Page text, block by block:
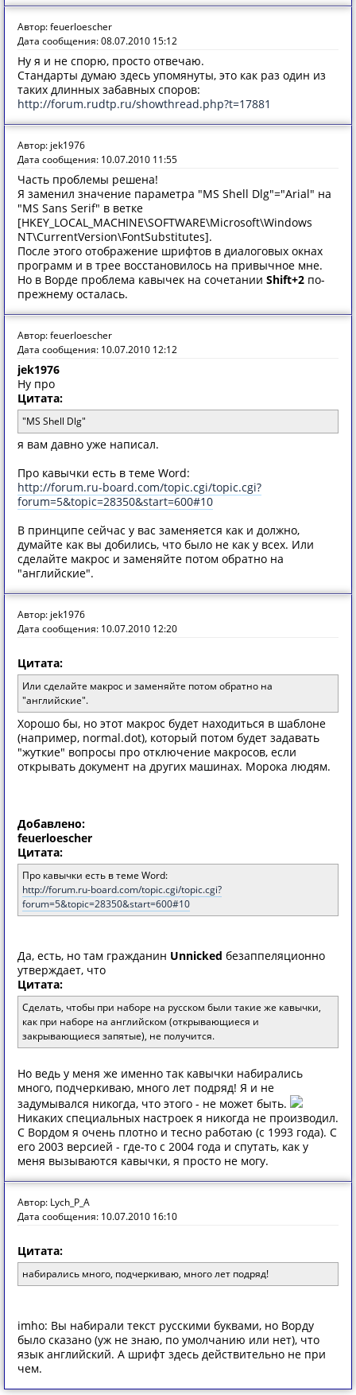
Автор: feuerloescher
Дата сообщения: 08.07.2010 15:12
Ну я и не спорю, просто отвечаю.
Стандарты думаю здесь упомянуты, это как раз один из
таких длинных забавных споров:
http://forum.rudtp.ru/showthread.php?t=17881
Автор: jek1976
Дата сообщения: 10.07.2010 11:55
Часть проблемы решена!
Я заменил значение параметра "MS Shell Dlg"="Arial" на
"MS Sans Serif" в ветке
[HKEY_LOCAL_MACHINE\SOFTWARE\Microsoft\Windows
NT\CurrentVersion\FontSubstitutes].
После этого отображение шрифтов в диалоговых окнах
программ и в трее восстановилось на привычное мне.
Но в Ворде проблема кавычек на сочетании Shift+2 по-
прежнему осталась.
Автор: feuerloescher
Дата сообщения: 10.07.2010 12:12
jek1976
Ну про
Цитата:
"MS Shell Dlg"
я вам давно уже написал.
Про кавычки есть в теме Word:
http://forum.ru-board.com/topic.cgi/topic.cgi?
forum=5&topic=28350&start=600#10
В принципе сейчас у вас заменяется как и должно,
думайте как вы добились, что было не как у всех. Или
сделайте макрос и заменяйте потом обратно на
"английские".
Автор: jek1976
Дата сообщения: 10.07.2010 12:20
Цитата:
Или сделайте макрос и заменяйте потом обратно на
"английские".
Хорошо бы, но этот макрос будет находиться в шаблоне
(например, normal.dot), который потом будет задавать
"жуткие" вопросы про отключение макросов, если
открывать документ на других машинах. Морока людям.
Добавлено:
feuerloescher
Цитата:
Про кавычки есть в теме Word:
http://forum.ru-board.com/topic.cgi/topic.cgi?
forum=5&topic=28350&start=600#10
Да, есть, но там гражданин Unnicked безаппеляционно
утверждает, что
Цитата:
Сделать, чтобы при наборе на русском были такие же кавычки,
как при наборе на английском (открывающиеся и
закрывающиеся запятые), не получится.
Но ведь у меня же именно так кавычки набирались
много, подчеркиваю, много лет подряд! Я и не
задумывался никогда, что этого - не может быть.
Никаких специальных настроек я никогда не производил.
С Вордом я очень плотно и тесно работаю (с 1993 года). С
его 2003 версией - где-то с 2004 года и спутать, как у
меня вызываются кавычки, я просто не могу.
Автор: Lych_P_A
Дата сообщения: 10.07.2010 16:10
Цитата:
набирались много, подчеркиваю, много лет подряд!
imho: Вы набирали текст русскими буквами, но Ворду
было сказано (уж не знаю, по умолчанию или нет), что
язык английский. А шрифт здесь действительно не при
чем.